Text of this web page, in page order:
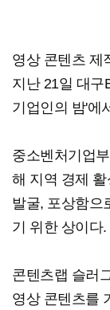
영상 콘텐츠 제
지난 21일 대구
기업인의 밤'에
중소벤처기업
해 지역 경제
발굴, 포상함으
기 위한 상이다.
콘텐츠랩 슬러
영상 콘텐츠를